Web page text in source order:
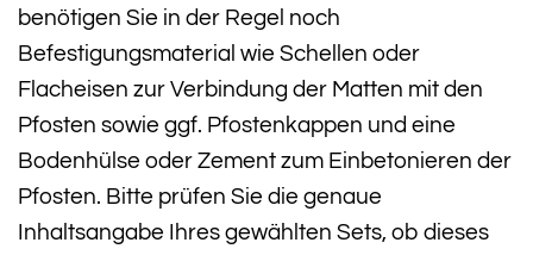
benötigen Sie in der Regel noch
Befestigungsmaterial wie Schellen oder
Flacheisen zur Verbindung der Matten mit den
Pfosten sowie ggf. Pfostenkappen und eine
Bodenhülse oder Zement zum Einbetonieren der
Pfosten. Bitte prüfen Sie die genaue
Inhaltsangabe Ihres gewählten Sets, ob dieses